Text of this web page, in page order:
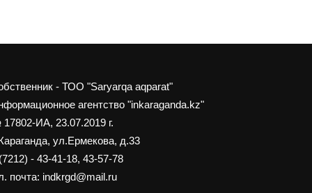
- ТОО "Saryarqa aqparat"
агентство "inkaraganda.kz"
ИА, 23.07.2019 г.
ул.Ермекова, д.33
- 43-41-18, 43-57-78
почта: indkrgd@mail.ru